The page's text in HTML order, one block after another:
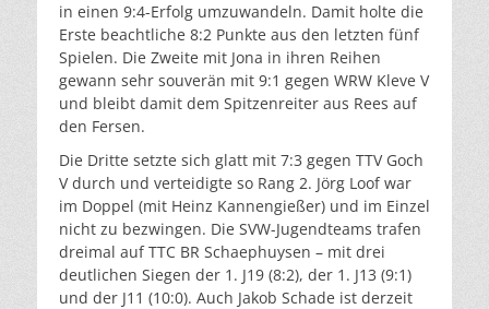
in einen 9:4-Erfolg umzuwandeln. Damit holte die
Erste beachtliche 8:2 Punkte aus den letzten fünf
Spielen. Die Zweite mit Jona in ihren Reihen
gewann sehr souverän mit 9:1 gegen WRW Kleve V
und bleibt damit dem Spitzenreiter aus Rees auf
den Fersen.
Die Dritte setzte sich glatt mit 7:3 gegen TTV Goch
V durch und verteidigte so Rang 2. Jörg Loof war
im Doppel (mit Heinz Kannengießer) und im Einzel
nicht zu bezwingen. Die SVW-Jugendteams trafen
dreimal auf TTC BR Schaephuysen – mit drei
deutlichen Siegen der 1. J19 (8:2), der 1. J13 (9:1)
und der J11 (10:0). Auch Jakob Schade ist derzeit